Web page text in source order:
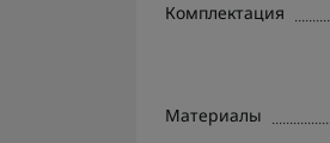
Комплектация
Материалы